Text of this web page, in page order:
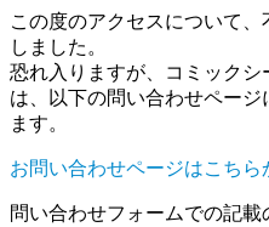
この度のアクセスについて
しました。
恐れ入りますが、コミック
は、以下の問い合わせペー
ます。
お問い合わせページはこちら
問い合わせフォームでの記載